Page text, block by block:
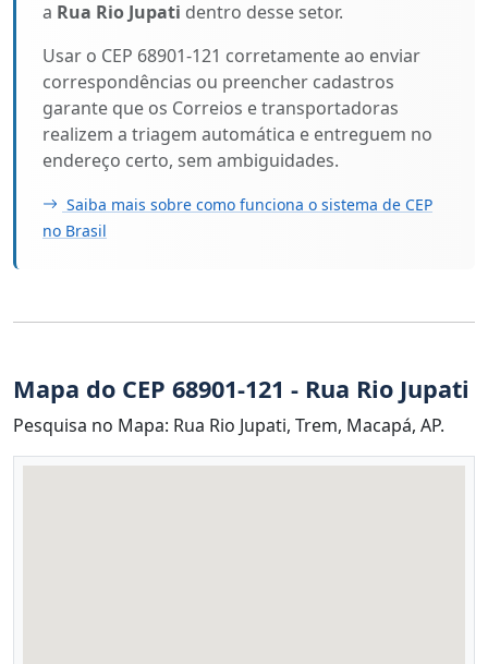
a Rua Rio Jupati dentro desse setor.
Usar o CEP 68901-121 corretamente ao enviar
correspondências ou preencher cadastros
garante que os Correios e transportadoras
realizem a triagem automática e entreguem no
endereço certo, sem ambiguidades.
Saiba mais sobre como funciona o sistema de CEP
no Brasil
Mapa do CEP 68901-121 - Rua Rio Jupati
Pesquisa no Mapa: Rua Rio Jupati, Trem, Macapá, AP.